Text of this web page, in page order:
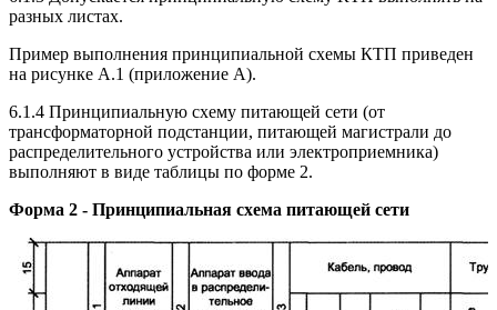
разных листах.
Пример выполнения принципиальной схемы КТП приведен
на рисунке А.1 (приложение А).
6.1.4 Принципиальную схему питающей сети (от
трансформаторной подстанции, питающей магистрали до
распределительного устройства или электроприемника)
выполняют в виде таблицы по форме 2.
Форма 2 - Принципиальная схема питающей сети